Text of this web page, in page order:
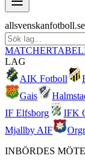
allsvenskanfotboll.se
MATCHER
LAG
AIK Fotboll
Gais
IF Elfsborg
IFK
Mjallby AIF
INBÖRDES